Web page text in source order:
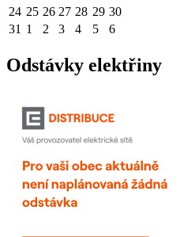
24 25 26 27 28 29 30
31 1 2 3 4 5 6
Odstávky elektřiny